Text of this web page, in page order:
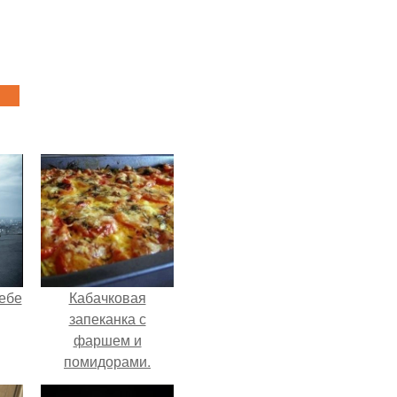
Кабачковая
запеканка с
фаршем и
помидорами.